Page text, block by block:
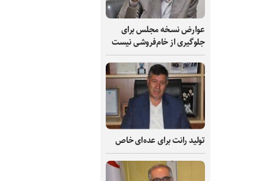
عوارض نسخه مجلس برای
جلوگیری از خام‌فروشی نیست
تولید رانت برای عده‌ای خاص